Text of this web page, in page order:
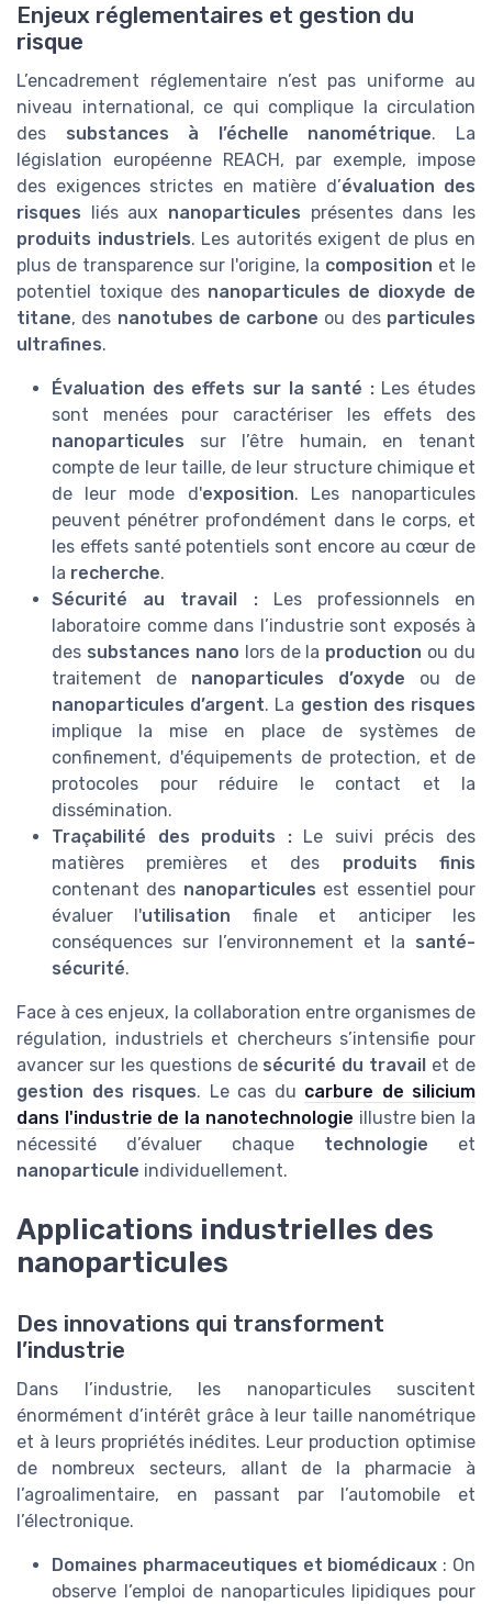
Enjeux réglementaires et gestion du
risque
L’encadrement réglementaire n’est pas uniforme au
niveau international, ce qui complique la circulation
des substances à l’échelle nanométrique. La
législation européenne REACH, par exemple, impose
des exigences strictes en matière d’évaluation des
risques liés aux nanoparticules présentes dans les
produits industriels. Les autorités exigent de plus en
plus de transparence sur l'origine, la composition et le
potentiel toxique des nanoparticules de dioxyde de
titane, des nanotubes de carbone ou des particules
ultrafines.
Évaluation des effets sur la santé :Les études
sont menées pour caractériser les effets des
nanoparticules sur l’être humain, en tenant
compte de leur taille, de leur structure chimique et
de leur mode d'exposition. Les nanoparticules
peuvent pénétrer profondément dans le corps, et
les effets santé potentiels sont encore au cœur de
la recherche.
Sécurité au travail :Les professionnels en
laboratoire comme dans l’industrie sont exposés à
des substances nano lors de la production ou du
traitement de nanoparticules d’oxyde ou de
nanoparticules d’argent. La gestion des risques
implique la mise en place de systèmes de
confinement, d'équipements de protection, et de
protocoles pour réduire le contact et la
dissémination.
Traçabilité des produits :Le suivi précis des
matières premières et des produits finis
contenant des nanoparticules est essentiel pour
évaluer l'utilisation finale et anticiper les
conséquences sur l’environnement et la santé-
sécurité.
Face à ces enjeux, la collaboration entre organismes de
régulation, industriels et chercheurs s’intensifie pour
avancer sur les questions de sécurité du travail et de
gestion des risques. Le cas du carbure de silicium
dans l'industrie de la nanotechnologie illustre bien la
nécessité d’évaluer chaque technologie et
nanoparticule individuellement.
Applications industrielles des
nanoparticules
Des innovations qui transforment
l’industrie
Dans l’industrie, les nanoparticules suscitent
énormément d’intérêt grâce à leur taille nanométrique
et à leurs propriétés inédites. Leur production optimise
de nombreux secteurs, allant de la pharmacie à
l’agroalimentaire, en passant par l’automobile et
l’électronique.
Domaines pharmaceutiques et biomédicaux : On
observe l’emploi de nanoparticules lipidiques pour